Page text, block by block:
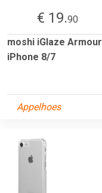
€ 19.90
moshi iGlaze Armour
iPhone 8/7
Appelhoes